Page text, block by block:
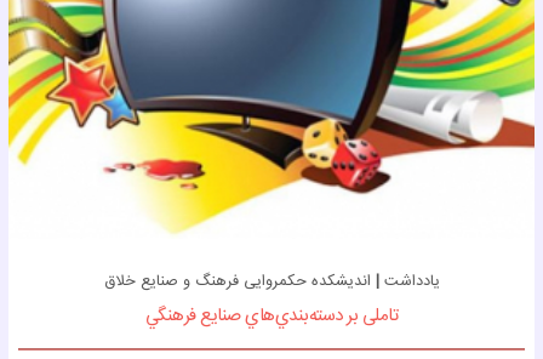
یادداشت| اندیشکده حکمروایی فرهنگ و صنایع خلاق
تاملی بر دسته‌بندي‌هاي صنايع فرهنگي